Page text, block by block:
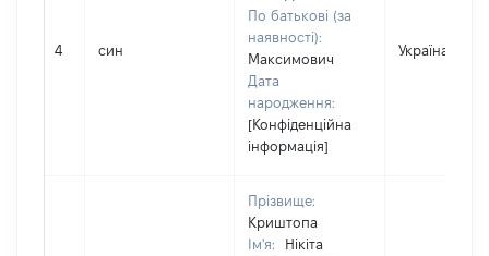
4 син
По батькові (за
наявності):
Максимович
Дата
народження:
[Конфіденційна
інформація]
Україна
Прізвище:
Криштопа
Ім'я:
Нікіта